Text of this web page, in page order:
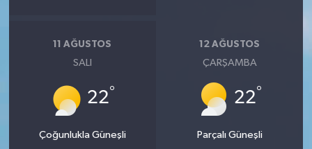
11 AĞUSTOS
SALI
22°
Çoğunlukla Güneşli
12 AĞUSTOS
ÇARŞAMBA
22°
Parçalı Güneşli
Düzce Müftülüğü
Edirne Müftülüğü
Elazığ Müftülüğü
YAŞAM